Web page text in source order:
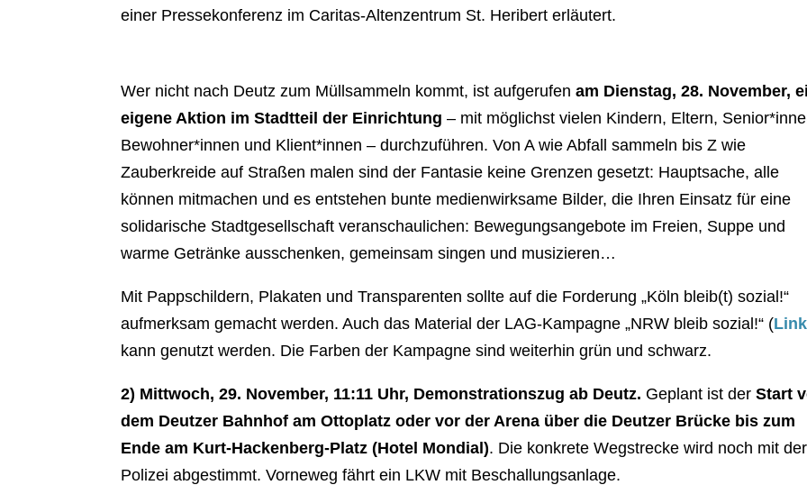
einer Pressekonferenz im Caritas-Altenzentrum St. Heribert erläutert.
Wer nicht nach Deutz zum Müllsammeln kommt, ist aufgerufenam Dienstag, 28. November,
eigene Aktion im Stadtteil der Einrichtung – mit möglichst vielen Kindern, Eltern,
Bewohner*innen und Klient*innen – durchzuführen. Von A wie Abfall sammeln bis Z wie
Zauberkreide auf Straßen malen sind der Fantasie keine Grenzen gesetzt: Hauptsache, alle
können mitmachen und es entstehen bunte medienwirksame Bilder, die Ihren Einsatz für eine
solidarische Stadtgesellschaft veranschaulichen: Bewegungsangebote im Freien, Suppe und
warme Getränke ausschenken, gemeinsam singen und musizieren…
Mit Pappschildern, Plakaten und Transparenten sollte auf die Forderung „Köln bleib(t) sozial!“
aufmerksam gemacht werden. Auch das Material der LAG-Kampagne „NRW bleib sozial!“ (Link
kann genutzt werden. Die Farben der Kampagne sind weiterhin grün und schwarz.
2) Mittwoch, 29. November, 11:11 Uhr, Demonstrationszug ab Deutz. Geplant ist derStart
dem Deutzer Bahnhof am Ottoplatz oder vor der Arena über die Deutzer Brücke bis zum
Ende am Kurt-Hackenberg-Platz (Hotel Mondial). Die konkrete Wegstrecke wird noch mit der
Polizei abgestimmt. Vorneweg fährt ein LKW mit Beschallungsanlage.